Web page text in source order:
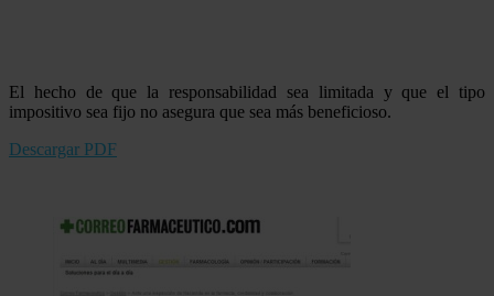
El hecho de que la responsabilidad sea limitada y que el tipo
impositivo sea fijo no asegura que sea más beneficioso.
Descargar PDF